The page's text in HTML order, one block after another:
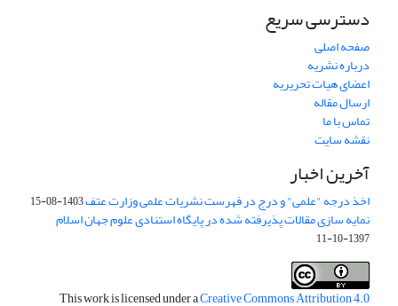
دسترسی سریع
صفحه اصلی
درباره نشریه
اعضای هیات تحریریه
ارسال مقاله
تماس با ما
نقشه سایت
آخرین اخبار
اخذ درجه "علمی" و درج در فهرست نشریات علمی وزارت عتف1403-08-15
نمایه سازی مقالات پذیرفته شده در پایگاه استنادی علوم جهان اسلام
1397-10-11
This work is licensed under aCreative Commons Attribution 4.0